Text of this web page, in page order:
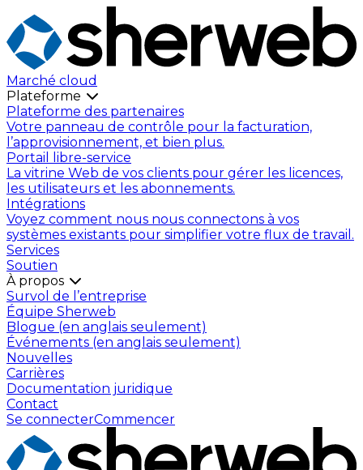
Marché cloud
Plateforme
Plateforme des partenaires
Votre panneau de contrôle pour la facturation,
l’approvisionnement, et bien plus.
Portail libre-service
La vitrine Web de vos clients pour gérer les licences,
les utilisateurs et les abonnements.
Intégrations
Voyez comment nous nous connectons à vos
systèmes existants pour simplifier votre flux de travail.
Services
Soutien
À propos
Survol de l’entreprise
Équipe Sherweb
Blogue (en anglais seulement)
Événements (en anglais seulement)
Nouvelles
Carrières
Documentation juridique
Contact
Se connecterCommencer